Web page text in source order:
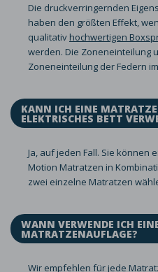
Die druckverringernden
haben den größten Effekt,
qualitativ hochwertigen
werden. Die Zoneneinteilung
Zoneneinteilung der Federn
KANN ICH EINE
ELEKTRISCHES BETT
Ja, auf jeden Fall. Sie können
Motion Matratzen in
zwei einzelne Matratzen
WANN VERWENDE ICH
MATRATZENAUFLAGE?
Wir empfehlen für jede